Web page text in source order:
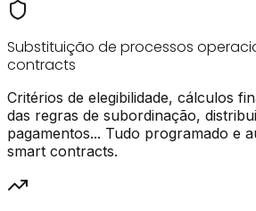
Substituição de processos
contracts
Critérios de elegibilidade, cálculos
das regras de subordinação,
pagamentos... Tudo programado e
smart contracts.